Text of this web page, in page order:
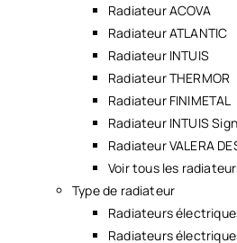
Radiateur ACOVA
Radiateur ATLANTIC
Radiateur INTUIS
Radiateur THERMOR
Radiateur FINIMETAL
Radiateur INTUIS
Radiateur VALERA
Voir tous les
Type de radiateur
Radiateurs
Radiateurs